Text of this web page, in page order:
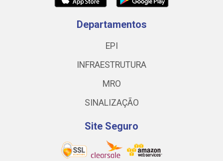
Departamentos
EPI
INFRAESTRUTURA
MRO
SINALIZAÇÃO
Site Seguro